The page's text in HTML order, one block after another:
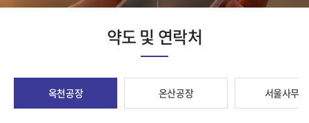
약도 및 연락처
옥천공장 온산공장 서울사무소